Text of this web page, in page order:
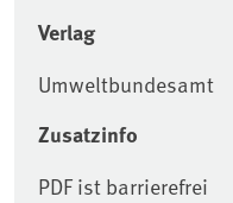
Verlag
Umweltbundesamt
Zusatzinfo
PDF ist barrierefrei